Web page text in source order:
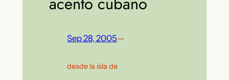
Sep 28, 2005—
desde la isla de